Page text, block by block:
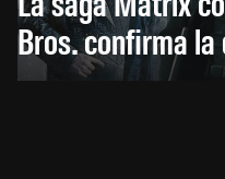
Bros. confirma